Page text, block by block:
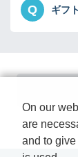
Q ギフ
On our
are
and to